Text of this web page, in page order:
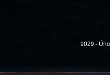
9029 -